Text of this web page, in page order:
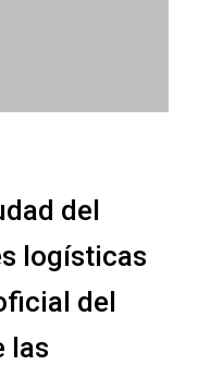
del
logísticas
del
las